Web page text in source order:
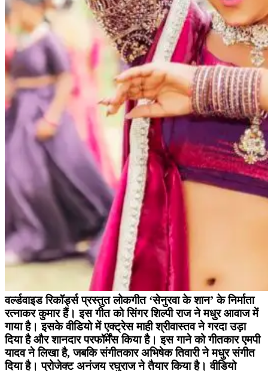
वर्ल्डवाइड रिकॉर्ड्स प्रस्तुत लोकगीत ‘सेनुरवा के शान’ के निर्माता
रत्नाकर कुमार हैं। इस गीत को सिंगर शिल्पी राज ने मधुर आवाज में
गाया है। इसके वीडियो में एक्ट्रेस माही श्रीवास्तव ने गरदा उड़ा
दिया है और शानदार परफॉर्मेंस किया है। इस गाने को गीतकार एमपी
यादव ने लिखा है, जबकि संगीतकार अभिषेक तिवारी ने मधुर संगीत
दिया है। प्रोजेक्ट अनंजय रघुराज ने तैयार किया है। वीडियो